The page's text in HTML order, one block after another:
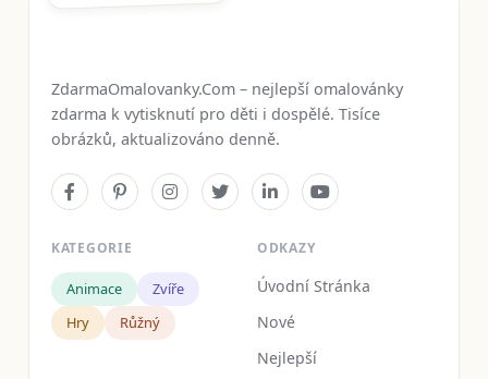
ZdarmaOmalovanky.Com – nejlepší omalovánky
zdarma k vytisknutí pro děti i dospělé. Tisíce
obrázků, aktualizováno denně.
KATEGORIE
Animace
Zvíře
Hry
Růžný
ODKAZY
Úvodní Stránka
Nové
Nejlepší